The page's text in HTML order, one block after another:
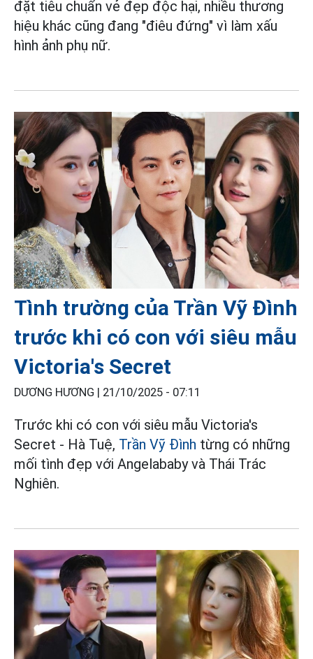
đặt tiêu chuẩn vẻ đẹp độc hại, nhiều thương
hiệu khác cũng đang "điêu đứng" vì làm xấu
hình ảnh phụ nữ.
Tình trường của Trần Vỹ Đình
trước khi có con với siêu mẫu
Victoria's Secret
DƯƠNG HƯƠNG | 21/10/2025 - 07:11
Trước khi có con với siêu mẫu Victoria's
Secret - Hà Tuệ, Trần Vỹ Đình từng có những
mối tình đẹp với Angelababy và Thái Trác
Nghiên.